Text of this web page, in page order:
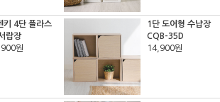
키 4단 플라스
랍장
원
1단 도어형 수납장
CQB-35D
14,900원